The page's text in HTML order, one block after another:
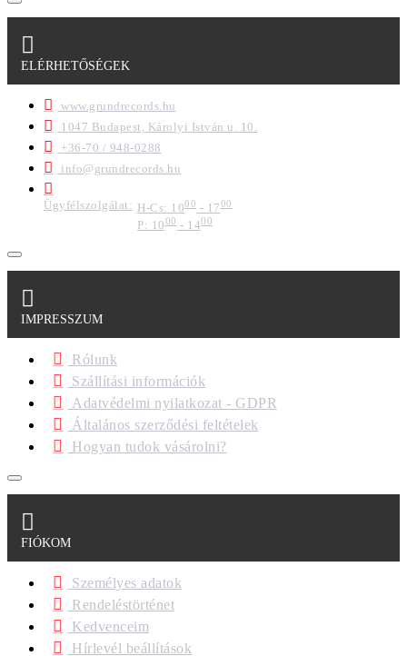
ELÉRHETŐSÉGEK
www.grundrecords.hu
1047 Budapest, Károlyi István u. 10.
+36-70 / 948-0288
info@grundrecords.hu
Ügyfélszolgálat: H-Cs: 1000 - 1700
P: 1000- 1400
IMPRESSZUM
Rólunk
Szállítási információk
Adatvédelmi nyilatkozat - GDPR
Általános szerződési feltételek
Hogyan tudok vásárolni?
FIÓKOM
Személyes adatok
Rendeléstörténet
Kedvenceim
Hírlevél beállítások